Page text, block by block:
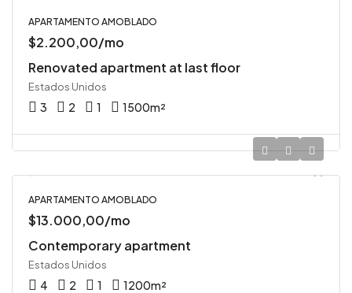
APARTAMENTO AMOBLADO
$2.200,00/mo
Renovated apartment at last floor
Estados Unidos
3 2 1 1500m²
APARTAMENTO AMOBLADO
$13.000,00/mo
Contemporary apartment
Estados Unidos
4 2 1 1200m²